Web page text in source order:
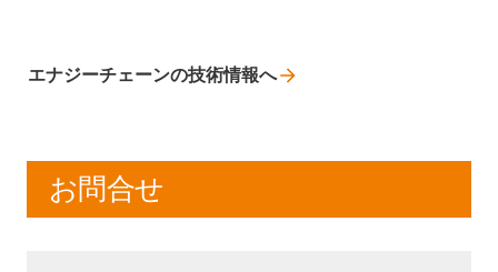
エナジーチェーンの技術情報へ
お問合せ